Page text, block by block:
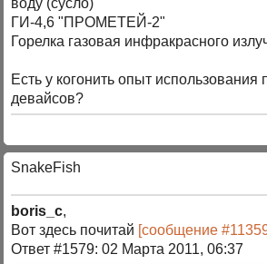
ГИ-4,6 "ПРОМЕТЕЙ-2"
Горелка газовая инфракрасного
Есть у когонить опыт использования
девайсов?
SnakeFish
boris_c,
Вот здесь почитай [сообщение
Ответ #1579: 02 Марта 2011, 06:37